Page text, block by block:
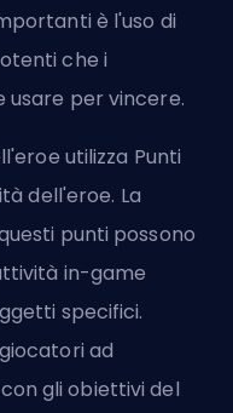
è l'uso di
che i
usare per vincere.
eroe utilizza Punti
dell'eroe. La
punti possono
in-game
specifici.
ad
gli obiettivi del